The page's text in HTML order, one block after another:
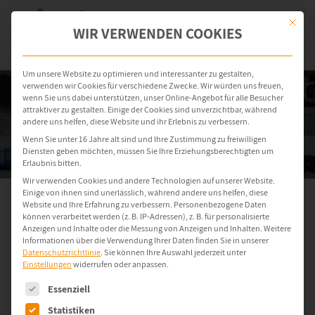
OT-Backups automatisieren und
Produktionsausfälle vermeiden
Mit ondeso SR sichern Sie Ihre Industrie-PCs zuverlässig und
ohne Produktionsunterbrechung. Erstellen Sie vollständige
Mit
WIR VERWENDEN COOKIES
Um unsere Website zu optimieren und interessanter zu gestalten,
verwenden wir Cookies für verschiedene Zwecke. Wir würden uns freuen,
wenn Sie uns dabei unterstützen, unser Online-Angebot für alle Besucher
attraktiver zu gestalten. Einige der Cookies sind unverzichtbar, während
andere uns helfen, diese Website und ihr Erlebnis zu verbessern.
Wenn Sie unter 16 Jahre alt sind und Ihre Zustimmung zu freiwilligen
Diensten geben möchten, müssen Sie Ihre Erziehungsberechtigten um
Erlaubnis bitten.
Wir verwenden Cookies und andere Technologien auf unserer Website.
Einige von ihnen sind unerlässlich, während andere uns helfen, diese
Website und Ihre Erfahrung zu verbessern. Personenbezogene Daten
können verarbeitet werden (z. B. IP-Adressen), z. B. für personalisierte
Anzeigen und Inhalte oder die Messung von Anzeigen und Inhalten.Weitere
Informationen über die Verwendung Ihrer Daten finden Sie in unserer
Datenschutzrichtlinie.Sie können Ihre Auswahl jederzeit unter
Einstellungenwiderrufen oder anpassen.
Es folgt eine Liste der Service-Gruppen, für die eine Einwilligung
Essenziell
Statistiken